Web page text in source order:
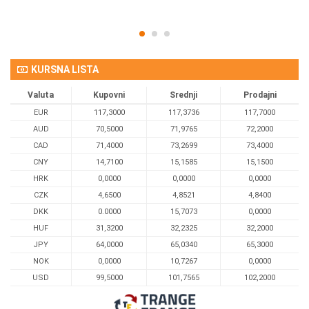
KURSNA LISTA
Valuta Kupovni Srednji Prodajni
EUR 117,3000 117,3736
117,7000
AUD
70,5000 71,9765
72,2000
CAD
71,4000 73,2699
73,4000
CNY
14,7100 15,1585
15,1500
HRK
0,0000 0,0000
0,0000
CZK
4,6500 4,8521
4,8400
DKK
0.0000 15,7073
0,0000
HUF
31,3200 32,2325
32,2000
JPY
64,0000 65,0340
65,3000
NOK
0,0000 10,7267
0,0000
USD
99,5000 101,7565 102,2000